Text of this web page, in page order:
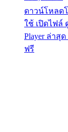
ดาวน์โหลดโ
ใช้ เปิดไฟล์
Player ล่าสุ
ฟรี